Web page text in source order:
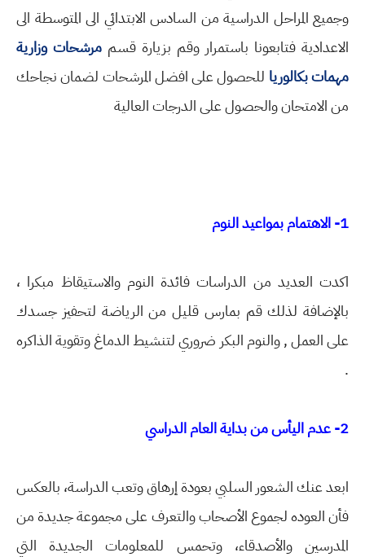
وجميع المراحل الدراسية من السادس الابتدائي الى المتوسطة الى
الاعدادية فتابعونا باستمرار وقم بزيارة قسم مرشحات وزارية
مهمات بكالوريا للحصول على افضل المرشحات لضمان نجاحك
من الامتحان والحصول على الدرجات العالية
1- الاهتمام بمواعيد النوم
اكدت العديد من الدراسات فائدة النوم والاستيقاظ مبكرا ،
بالإضافة لذلك قم بمارس قليل من الرياضة لتحفيز جسدك
على العمل , والنوم البكر ضروري لتنشيط الدماغ وتقوية الذاكره
.
2- عدم اليأس من بداية العام الدراسي
ابعد عنك الشعور السلبي بعودة إرهاق وتعب الدراسة، بالعكس
فأن العوده لجموع الأصحاب والتعرف على مجموعة جديدة من
المدرسين والأصدقاء، وتحمس للمعلومات الجديدة التي